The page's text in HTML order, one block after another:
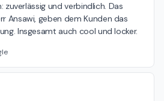
und verbindlich. Das
Ansawi, geben dem Kunden das
Insgesamt auch cool und locker.